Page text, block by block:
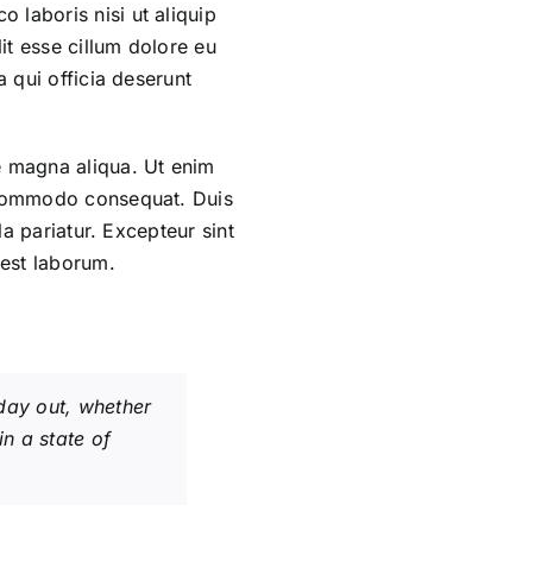
laboris nisi ut aliquip
esse cillum dolore eu
qui officia deserunt
aliqua. Ut enim
consequat. Duis
pariatur. Excepteur sint
laborum.
out, whether
a state of